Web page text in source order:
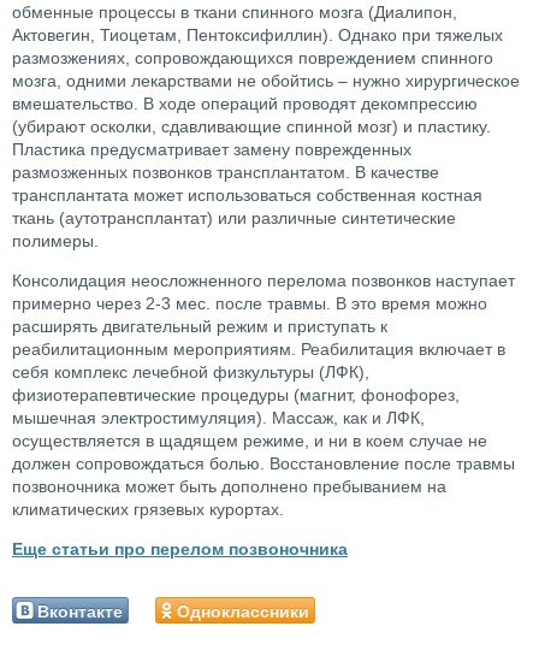
обменные процессы в ткани спинного мозга (Диалипон,
Актовегин, Тиоцетам, Пентоксифиллин). Однако при тяжелых
размозжениях, сопровождающихся повреждением спинного
мозга, одними лекарствами не обойтись – нужно хирургическое
вмешательство. В ходе операций проводят декомпрессию
(убирают осколки, сдавливающие спинной мозг) и пластику.
Пластика предусматривает замену поврежденных
размозженных позвонков трансплантатом. В качестве
трансплантата может использоваться собственная костная
ткань (аутотрансплантат) или различные синтетические
полимеры.
Консолидация неосложненного перелома позвонков наступает
примерно через 2-3 мес. после травмы. В это время можно
расширять двигательный режим и приступать к
реабилитационным мероприятиям. Реабилитация включает в
себя комплекс лечебной физкультуры (ЛФК),
физиотерапевтические процедуры (магнит, фонофорез,
мышечная электростимуляция). Массаж, как и ЛФК,
осуществляется в щадящем режиме, и ни в коем случае не
должен сопровождаться болью. Восстановление после травмы
позвоночника может быть дополнено пребыванием на
климатических грязевых курортах.
Еще статьи про перелом позвоночника
Вконтакте Одноклассники